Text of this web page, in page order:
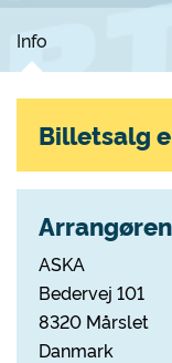
Info
Billetsalg
ASKA
Bedervej 101
8320 Mårslet
Danmark